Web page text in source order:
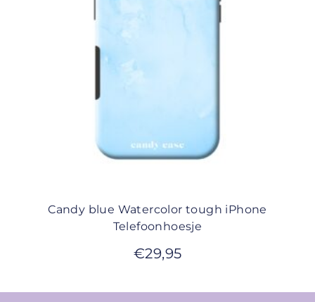
Candy blue Watercolor tough iPhone
Telefoonhoesje
€29,95